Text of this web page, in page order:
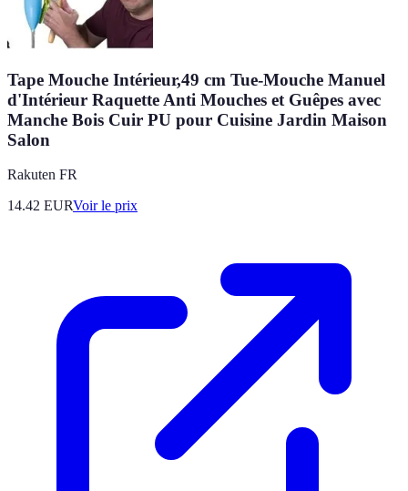
Tape Mouche Intérieur,49 cm Tue-Mouche Manuel
d'Intérieur Raquette Anti Mouches et Guêpes avec
Manche Bois Cuir PU pour Cuisine Jardin Maison
Salon
Rakuten FR
14.42 EURVoir le prix